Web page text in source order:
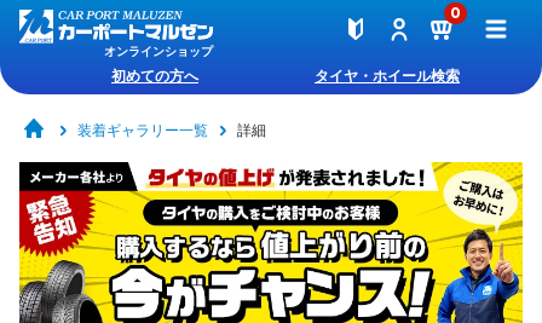
オンラインショップ
0
初めての方へ タイヤ・ホイール検索
装着ギャラリー一覧 詳細